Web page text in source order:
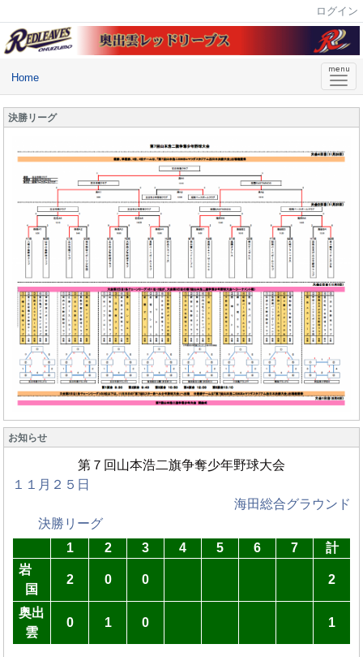
ログイン
Home
決勝リーグ
お知らせ
第７回山本浩二旗争奪少年野球大会
１１月２５日
海田総合グラウンド
決勝リーグ
1
2 3 4 5 6 7
計
岩
国
2 0 0 2
奥出
雲
0 1 0 1